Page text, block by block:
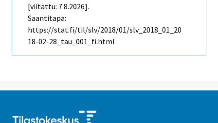
[viitattu: 7.8.2026].
Saantitapa:
https://stat.fi/til/slv/2018/01/slv_2018_01_20
18-02-28_tau_001_fi.html